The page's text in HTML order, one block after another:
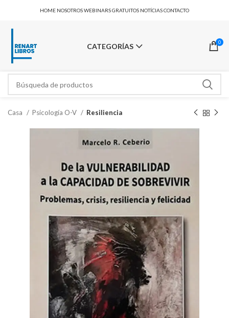
HOME NOSOTROSWEBINARS GRATUITOS NOTÍCIASCONTACTO
CATEGORÍAS 0
Casa Psicología O-V Resiliencia